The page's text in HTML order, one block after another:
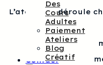
Des
Cours
Adultes
Paiement
Ateliers
Blog
Créatif
Contact
L’atelier se déroule